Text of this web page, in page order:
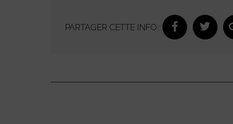
PARTAGER CETTE INFO :